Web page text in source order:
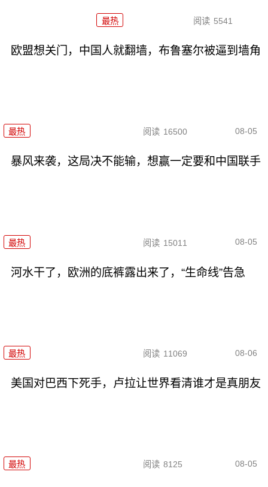
最热 阅读 5541
欧盟想关门，中国人就翻墙，布鲁塞尔被逼到墙角
最热 阅读 16500 08-05
暴风来袭，这局决不能输，想赢一定要和中国联手
最热 阅读 15011 08-05
河水干了，欧洲的底裤露出来了，“生命线”告急
最热 阅读 11069 08-06
美国对巴西下死手，卢拉让世界看清谁才是真朋友
最热 阅读 8125 08-05